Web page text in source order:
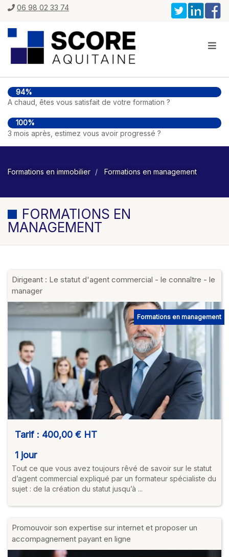
06 98 02 33 74
94%
A chaud, êtes vous satisfait de votre formation ?
100%
3 mois après, estimez vous avoir progressé ?
Formations en immobilier Formations en management
FORMATIONS EN
MANAGEMENT
Dirigeant : Le statut d'agent commercial - le connaître - le
manager
Formations en management
Tarif : 400,00 € HT
1 jour
Tout ce que vous avez toujours rêvé de savoir sur le statut
d’agent commercial expliqué par un formateur spécialiste du
sujet : de la création du statut jusqu’à ...
Promouvoir son expertise sur internet et proposer un
accompagnement payant en ligne